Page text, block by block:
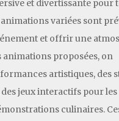
et divertissante pour
variées sont
et offrir une
animations proposées, on
artistiques, des
des jeux interactifs pour les
culinaires.